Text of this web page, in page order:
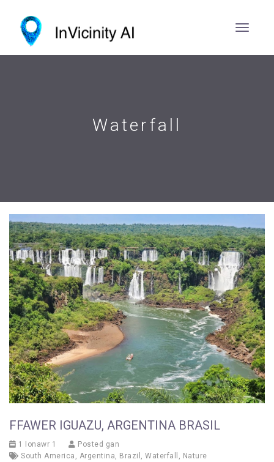
Waterfall
FFAWER IGUAZU, ARGENTINA BRASIL
1 Ionawr 1
Posted gan
South America , Argentina, Brazil , Waterfall , Nature